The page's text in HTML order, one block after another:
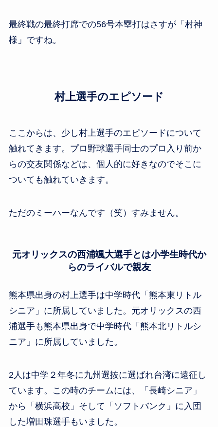
最終戦の最終打席での56号本塁打はさすが「村神
様」ですね。
村上選手のエピソード
ここからは、少し村上選手のエピソードについて
触れてきます。プロ野球選手同士のプロ入り前か
らの交友関係などは、個人的に好きなのでそこに
ついても触れていきます。
ただのミーハーなんです（笑）すみません。
元オリックスの西浦颯大選手とは小学生時代か
らのライバルで親友
熊本県出身の村上選手は中学時代「熊本東リトル
シニア」に所属していました。元オリックスの西
浦選手も熊本県出身で中学時代「熊本北リトルシ
ニア」に所属していました。
2人は中学２年冬に九州選抜に選ばれ台湾に遠征し
ています。この時のチームには、「長崎シニア」
から「横浜高校」そして「ソフトバンク」に入団
した増田珠選手もいました。